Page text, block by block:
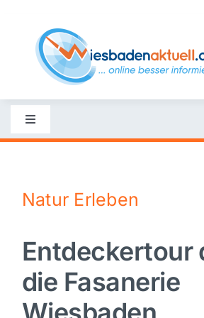
content
Toggle
Navigation
Nachrichten
Politik
Wirtschaft
Natur Erleben
Entdeckertour
die Fasanerie